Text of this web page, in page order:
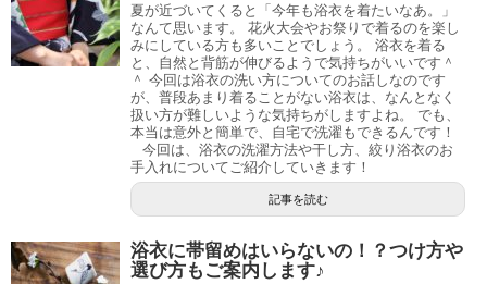
夏が近づいてくると「今年も浴衣を着たいなあ。」
なんて思います。 花火大会やお祭りで着るのを楽し
みにしている方も多いことでしょう。 浴衣を着る
と、自然と背筋が伸びるようで気持ちがいいです＾
＾ 今回は浴衣の洗い方についてのお話しなのです
が、普段あまり着ることがない浴衣は、なんとなく
扱い方が難しいような気持ちがしますよね。 でも、
本当は意外と簡単で、自宅で洗濯もできるんです！
今回は、浴衣の洗濯方法や干し方、絞り浴衣のお
手入れについてご紹介していきます！
記事を読む
浴衣に帯留めはいらないの！？つけ方や
選び方もご案内します♪